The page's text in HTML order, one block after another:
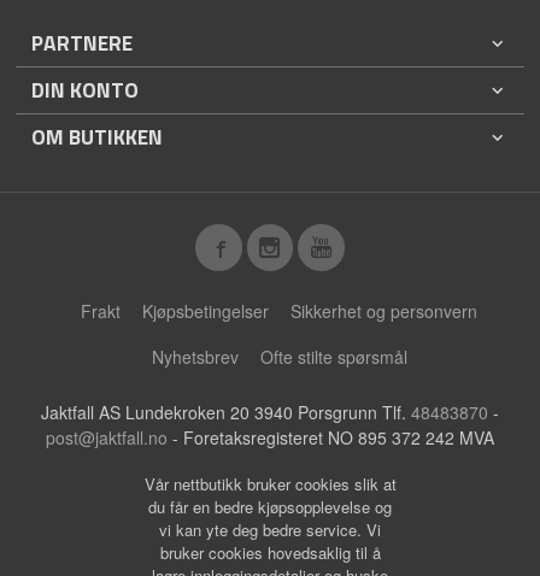
PARTNERE
DIN KONTO
OM BUTIKKEN
Frakt Kjøpsbetingelser
Sikkerhet og personvern
Nyhetsbrev
Ofte stilte spørsmål
Jaktfall AS Lundekroken 20 3940 Porsgrunn Tlf. 48483870 -
post@jaktfall.no - Foretaksregisteret NO 895 372 242 MVA
Vår nettbutikk bruker cookies slik at
du får en bedre kjøpsopplevelse og
vi kan yte deg bedre service. Vi
bruker cookies hovedsaklig til å